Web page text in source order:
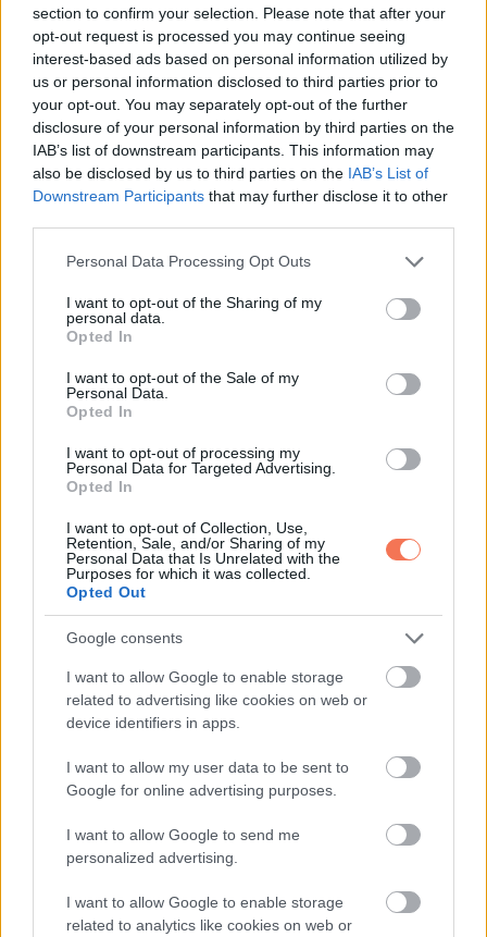
section to confirm your selection. Please note that after your
opt-out request is processed you may continue seeing
interest-based ads based on personal information utilized by
us or personal information disclosed to third parties prior to
your opt-out. You may separately opt-out of the further
disclosure of your personal information by third parties on the
IAB’s list of downstream participants. This information may
also be disclosed by us to third parties on the IAB’s List of
Downstream Participants that may further disclose it to other
Please note that this website/app uses one or more Google
not limited to your visit or usage behaviour. You may click to
grant or deny consent to Google and its third-party tags to
use your data for below specified purposes in below Google
consent section.
Personal Data Processing Opt Outs
I want to opt-out of the Sharing of my
personal data.
Opted In
I want to opt-out of the Sale of my
Personal Data.
Opted In
I want to opt-out of processing my
Personal Data for Targeted Advertising.
Opted In
I want to opt-out of Collection, Use,
Retention, Sale, and/or Sharing of my
Personal Data that Is Unrelated with the
Purposes for which it was collected.
Opted Out
Google consents
I want to allow Google to enable storage
related to advertising like cookies on web or
device identifiers in apps.
I want to allow my user data to be sent to
Google for online advertising purposes.
I want to allow Google to send me
personalized advertising.
I want to allow Google to enable storage
related to analytics like cookies on web or
Amikor beléptünk, Mike bemutatkozott, én pedig úgy tettem,
mintha vásárolnék valamit. A modellkedésről beszélt neki,
Látszott, hogy nagyon szeretne jó benyomást kelteni, ápolta
magát és pózolt, de egy idő után, amikor Emma belépett az
üzletbe, Mike közölte az eladó asszisztenssel: „Sajnálom,
mintha életében először látná, és így szólt: „Kisasszony,
nem gondolt már arra, hogy modellként dolgozzon? Ön
tökéletesen megfelelne.”